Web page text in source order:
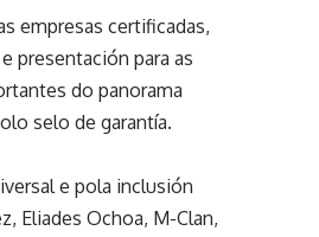
empresas certificadas,
presentación para as
do panorama
selo de garantía.
e pola inclusión
Eliades Ochoa, M-Clan,